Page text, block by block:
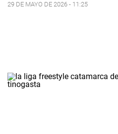
29 DE MAYO DE 2026 - 11:25